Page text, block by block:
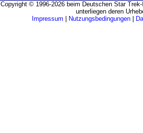
Copyright © 1996-2026 beim Deutschen Star
unterliegen deren
Impressum
Nutzungsbedingungen